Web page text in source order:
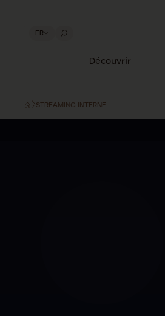
FR
Découvrir
STREAMING INTERNE